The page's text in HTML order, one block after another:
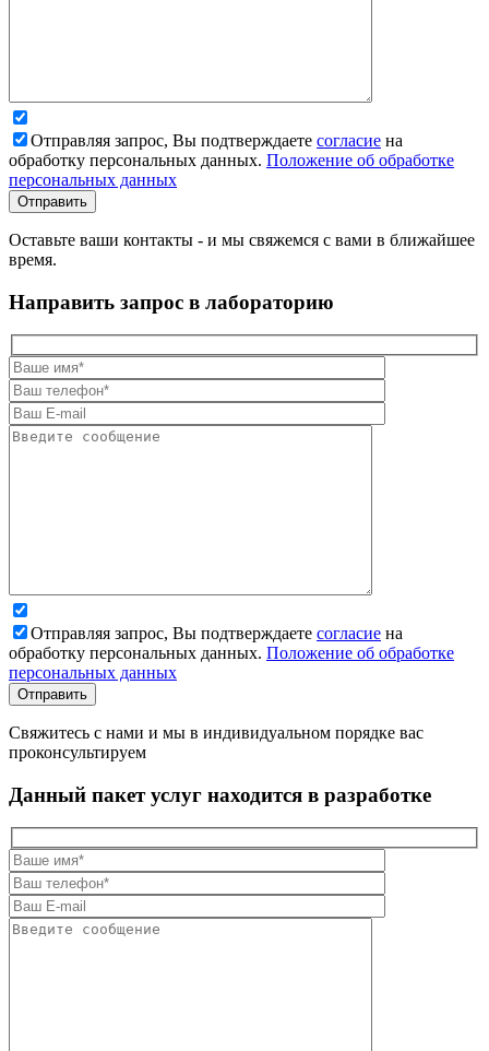
Отправляя запрос, Вы подтверждаете согласие на
обработку персональных данных. Положение об обработке
персональных данных
Оставьте ваши контакты - и мы свяжемся с вами в ближайшее
время.
Направить запрос в лабораторию
Отправляя запрос, Вы подтверждаете согласие на
обработку персональных данных. Положение об обработке
персональных данных
Свяжитесь с нами и мы в индивидуальном порядке вас
проконсультируем
Данный пакет услуг находится в разработке